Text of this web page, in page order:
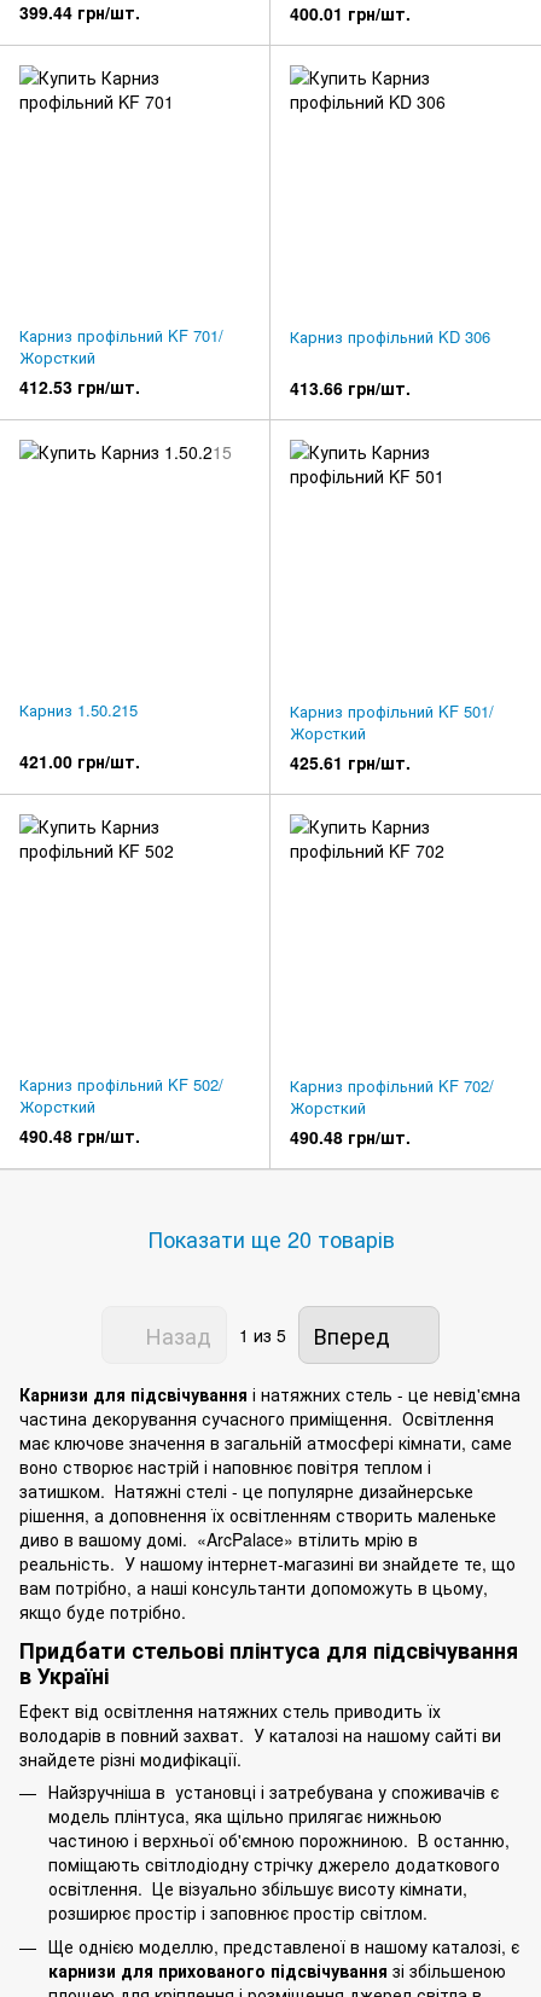
399.44 грн/шт. 400.01 грн/шт.
Карниз профільний KF 701/
Жорсткий
412.53 грн/шт.
Карниз профільний KD 306
413.66 грн/шт.
Карниз 1.50.215
421.00 грн/шт.
Карниз профільний KF 501/
Жорсткий
425.61 грн/шт.
Карниз профільний KF 502/
Жорсткий
490.48 грн/шт.
Карниз профільний KF 702/
Жорсткий
490.48 грн/шт.
Показати ще 20 товарів
Назад 1 из 5 Вперед
Карнизи для підсвічування і натяжних стель - це невід'ємна
частина декорування сучасного приміщення. Освітлення
має ключове значення в загальній атмосфері кімнати, саме
воно створює настрій і наповнює повітря теплом і
затишком. Натяжні стелі - це популярне дизайнерське
рішення, а доповнення їх освітленням створить маленьке
диво в вашому домі. «ArcPalace» втілить мрію в
реальність. У нашому інтернет-магазині ви знайдете те, що
вам потрібно, а наші консультанти допоможуть в цьому,
якщо буде потрібно.
Придбати стельові плінтуса для підсвічування
в Україні
Ефект від освітлення натяжних стель приводить їх
володарів в повний захват. У каталозі на нашому сайті ви
знайдете різні модифікації.
Найзручніша в установці і затребувана у споживачів є
модель плінтуса, яка щільно прилягає нижньою
частиною і верхньої об'ємною порожниною. В останню,
поміщають світлодіодну стрічку джерело додаткового
освітлення. Це візуально збільшує висоту кімнати,
розширює простір і заповнює простір світлом.
Ще однією моделлю, представленої в нашому каталозі, є
карнизи для прихованого підсвічування зі збільшеною